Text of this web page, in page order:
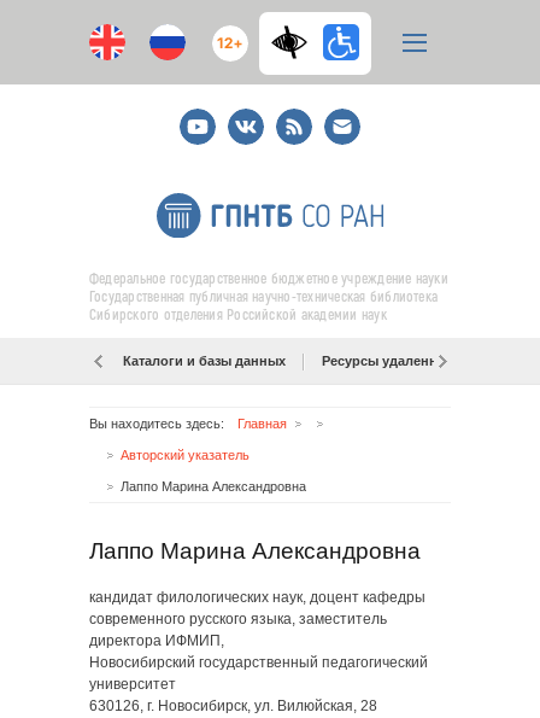
12+
YoutubeВКонтакте
RSS
E-
mail
подписка
Федеральное государственное бюджетное учреждение науки
Государственная публичная научно-техническая библиотека
Сибирского отделения Российской академии наук
Каталоги и базы данных Ресурсы удаленного доступа
Вы находитесь здесь: Главная
Авторский указатель
Лаппо Марина Александровна
Лаппо Марина Александровна
кандидат филологических наук, доцент кафедры
современного русского языка, заместитель
директора ИФМИП,
Новосибирский государственный педагогический
университет
630126, г. Новосибирск, ул. Вилюйская, 28